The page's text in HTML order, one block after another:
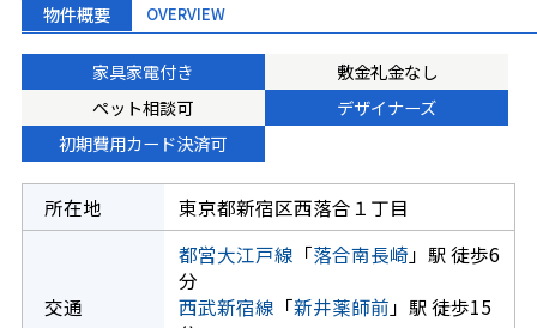
物件概要 OVERVIEW
家具家電付き
敷金礼金なし
ペット相談可
デザイナーズ
初期費用カード決済可
所在地 東京都新宿区西落合１丁目
交通
都営大江戸線 「落合南長崎 」駅 徒歩6
分
西武新宿線 「新井薬師前 」駅 徒歩15